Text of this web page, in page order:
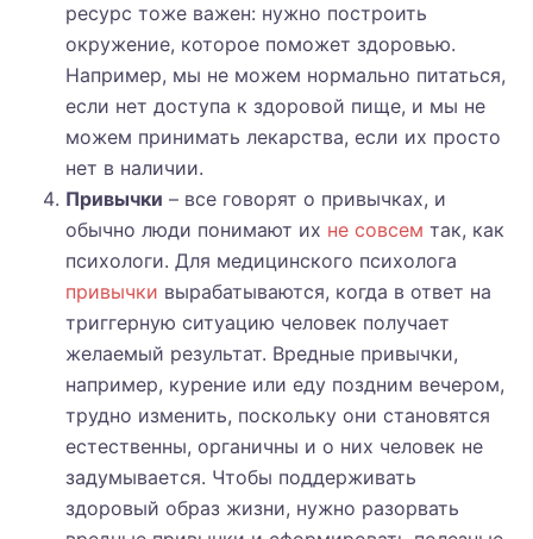
ресурс тоже важен: нужно построить
окружение, которое поможет здоровью.
Например, мы не можем нормально питаться,
если нет доступа к здоровой пище, и мы не
можем принимать лекарства, если их просто
нет в наличии.
Привычки – все говорят о привычках, и
обычно люди понимают их не совсем так, как
психологи. Для медицинского психолога
привычки вырабатываются, когда в ответ на
триггерную ситуацию человек получает
желаемый результат. Вредные привычки,
например, курение или еду поздним вечером,
трудно изменить, поскольку они становятся
естественны, органичны и о них человек не
задумывается. Чтобы поддерживать
здоровый образ жизни, нужно разорвать